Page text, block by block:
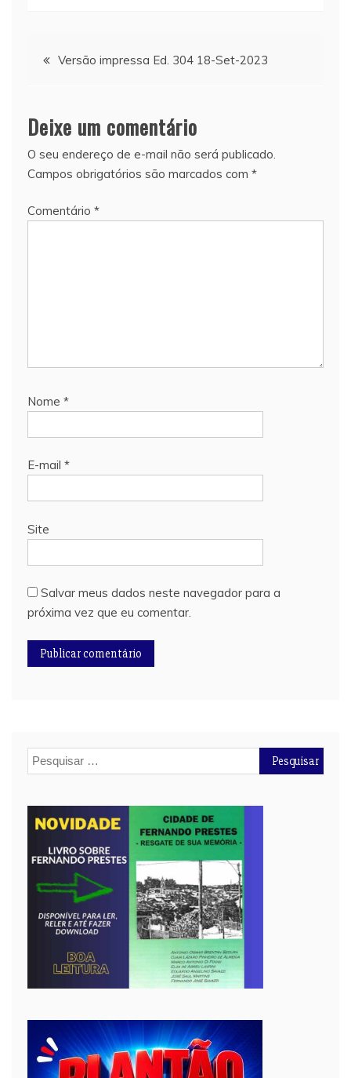
Navegação
Post
Versão impressa Ed. 304 18-Set-2023
Deixe um comentário
O seu endereço de e-mail não será publicado.
Campos obrigatórios são marcados com *
Comentário *
Nome *
E-mail *
Site
Salvar meus dados neste navegador para a
próxima vez que eu comentar.
Pesquisar
por: